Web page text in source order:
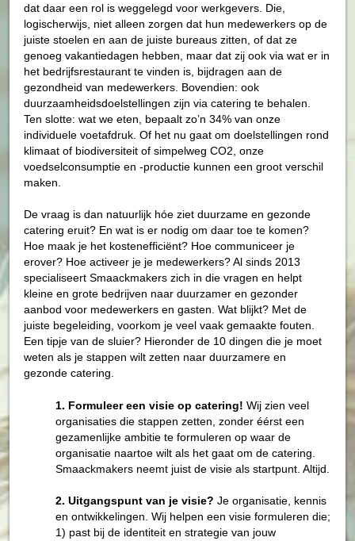
dat daar een rol is weggelegd voor werkgevers. Die,
logischerwijs, niet alleen zorgen dat hun medewerkers op de
juiste stoelen en aan de juiste bureaus zitten, of dat ze
genoeg vakantiedagen hebben, maar dat zij ook via wat er in
het bedrijfsrestaurant te vinden is, bijdragen aan de
gezondheid van medewerkers. Bovendien: ook
duurzaamheidsdoelstellingen zijn via catering te behalen.
Ten slotte: wat we eten, bepaalt zo’n 34% van onze
individuele voetafdruk. Of het nu gaat om doelstellingen rond
klimaat of biodiversiteit of simpelweg CO2 , onze
voedselconsumptie en -productie kunnen een groot verschil
maken.
De vraag is dan natuurlijk hóe ziet duurzame en gezonde
catering eruit? En wat is er nodig om daar toe te komen?
Hoe maak je het kostenefficiënt? Hoe communiceer je
erover? Hoe activeer je je medewerkers? Al sinds 2013
specialiseert Smaackmakers zich in die vragen en helpt
kleine en grote bedrijven naar duurzamer en gezonder
aanbod voor medewerkers en gasten. Wat blijkt? Met de
juiste begeleiding, voorkom je veel vaak gemaakte fouten.
Een tipje van de sluier? Hieronder de 10 dingen die je moet
weten als je stappen wilt zetten naar duurzamere en
gezonde catering.
1. Formuleer een visie op catering! Wij zien veel
organisaties die stappen zetten, zonder éérst een
gezamenlijke ambitie te formuleren op waar de
organisatie naartoe wilt als het gaat om de catering.
Smaackmakers neemt juist de visie als startpunt. Altijd.
2. Uitgangspunt van je visie? Je organisatie, kennis
en ontwikkelingen. Wij helpen een visie formuleren die;
1) past bij de identiteit en strategie van jouw